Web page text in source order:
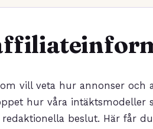
vill veta hur annonser och
hur våra intäktsmodeller
beslut. Här får